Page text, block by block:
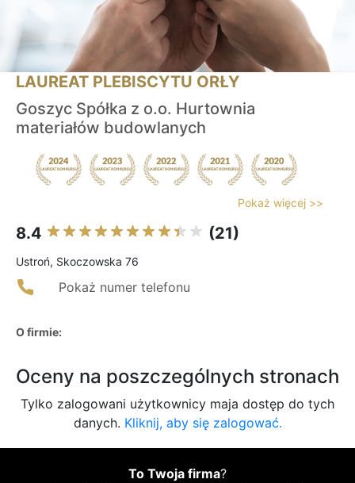
LAUREAT PLEBISCYTU ORŁY
Goszyc Spółka z o.o. Hurtownia
materiałów budowlanych
Pokaż więcej >>
8.4 (21)
Ustroń, Skoczowska 76
Pokaż numer telefonu
O firmie:
Oceny na poszczególnych stronach
Tylko zalogowani użytkownicy maja dostęp do tych
danych. Kliknij, aby się zalogować.
To Twoja firma?